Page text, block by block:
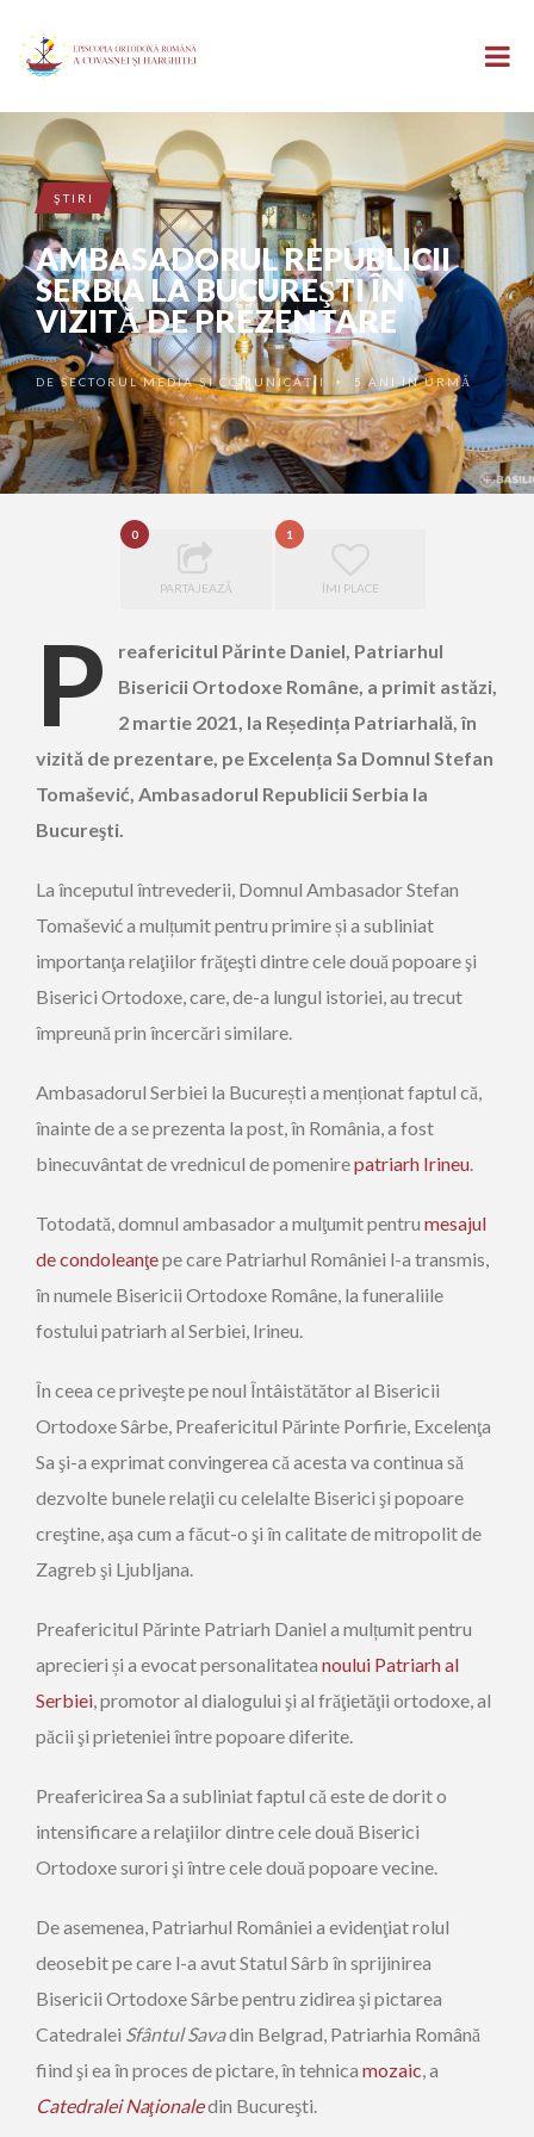
ŞTIRI
AMBASADORUL REPUBLICII
SERBIA LA BUCUREŞTI ÎN
VIZITĂ DE PREZENTARE
DESECTORUL MEDIA ȘI COMUNICAȚII • 5 ANI ÎN URMĂ
0
PARTAJEAZĂ
1
ÎMI PLACE
P
reafericitul Părinte Daniel, Patriarhul
Bisericii Ortodoxe Române, a primit astăzi,
2 martie 2021, la Reședința Patriarhală, în
vizită de prezentare, pe Excelența Sa Domnul Stefan
Tomašević, Ambasadorul Republicii Serbia la
Bucureşti.
La începutul întrevederii, Domnul Ambasador Stefan
Tomašević a mulțumit pentru primire și a subliniat
importanţa relaţiilor frăţeşti dintre cele două popoare şi
Biserici Ortodoxe, care, de-a lungul istoriei, au trecut
împreună prin încercări similare.
Ambasadorul Serbiei la București a menționat faptul că,
înainte de a se prezenta la post, în România, a fost
binecuvântat de vrednicul de pomenirepatriarh Irineu.
Totodată, domnul ambasador a mulţumit pentru mesajul
de condoleanţepe care Patriarhul României l-a transmis,
în numele Bisericii Ortodoxe Române, la funeraliile
fostului patriarh al Serbiei, Irineu.
În ceea ce priveşte pe noul Întâistătător al Bisericii
Ortodoxe Sârbe, Preafericitul Părinte Porfirie, Excelenţa
Sa şi-a exprimat convingerea că acesta va continua să
dezvolte bunele relaţii cu celelalte Biserici şi popoare
creştine, aşa cum a făcut-o şi în calitate de mitropolit de
Zagreb şi Ljubljana.
Preafericitul Părinte Patriarh Daniel a mulțumit pentru
aprecieri și a evocat personalitatea noului Patriarh al
Serbiei, promotor al dialogului şi al frăţietăţii ortodoxe, al
păcii şi prieteniei între popoare diferite.
Preafericirea Sa a subliniat faptul că este de dorit o
intensificare a relaţiilor dintre cele două Biserici
Ortodoxe surori şi între cele două popoare vecine.
De asemenea, Patriarhul României a evidenţiat rolul
deosebit pe care l-a avut Statul Sârb în sprijinirea
Bisericii Ortodoxe Sârbe pentru zidirea şi pictarea
Catedralei Sfântul Savadin Belgrad, Patriarhia Română
fiind şi ea în proces de pictare, în tehnica mozaic, a
Catedralei Naţionaledin Bucureşti.